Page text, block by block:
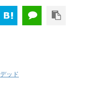
ッド